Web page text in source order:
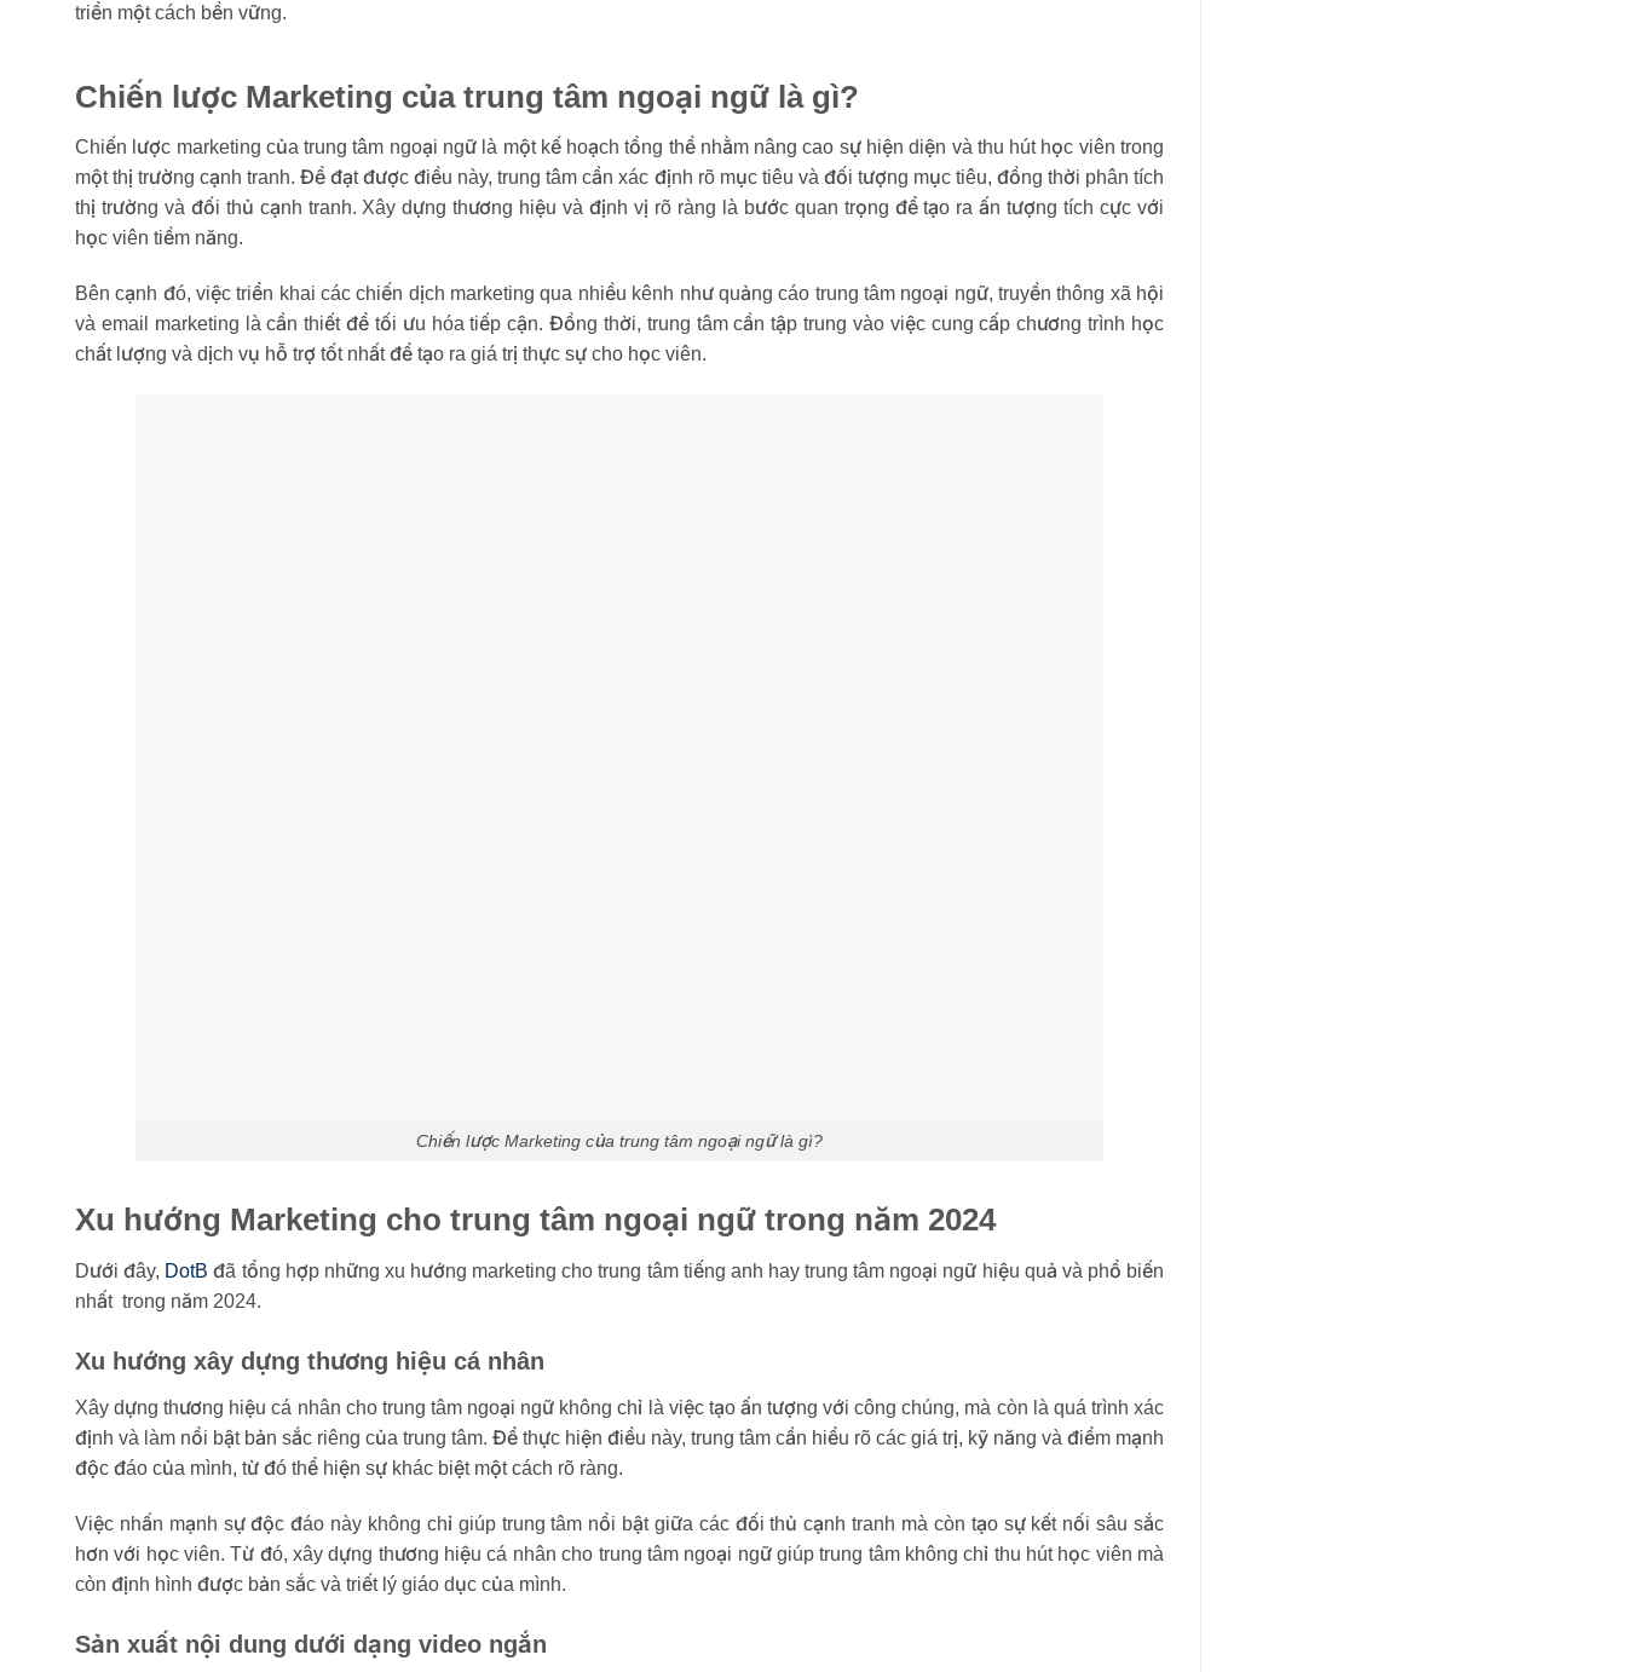
triển một cách bền vững.
Chiến lược Marketing của trung tâm ngoại ngữ là gì?
Chiến lược marketing của trung tâm ngoại ngữ là một kế hoạch tổng thể nhằm nâng cao sự hiện diện và thu hút học viên trong
một thị trường cạnh tranh. Để đạt được điều này, trung tâm cần xác định rõ mục tiêu và đối tượng mục tiêu, đồng thời phân tích
thị trường và đối thủ cạnh tranh. Xây dựng thương hiệu và định vị rõ ràng là bước quan trọng để tạo ra ấn tượng tích cực với
học viên tiềm năng.
Bên cạnh đó, việc triển khai các chiến dịch marketing qua nhiều kênh như quảng cáo trung tâm ngoại ngữ, truyền thông xã hội
và email marketing là cần thiết để tối ưu hóa tiếp cận. Đồng thời, trung tâm cần tập trung vào việc cung cấp chương trình học
chất lượng và dịch vụ hỗ trợ tốt nhất để tạo ra giá trị thực sự cho học viên.
Chiến lược Marketing của trung tâm ngoại ngữ là gì?
Xu hướng Marketing cho trung tâm ngoại ngữ trong năm 2024
Dưới đây, DotB đã tổng hợp những xu hướng marketing cho trung tâm tiếng anh hay trung tâm ngoại ngữ hiệu quả và phổ biến
nhất trong năm 2024.
Xu hướng xây dựng thương hiệu cá nhân
Xây dựng thương hiệu cá nhân cho trung tâm ngoại ngữ không chỉ là việc tạo ấn tượng với công chúng, mà còn là quá trình xác
định và làm nổi bật bản sắc riêng của trung tâm. Để thực hiện điều này, trung tâm cần hiểu rõ các giá trị, kỹ năng và điểm mạnh
độc đáo của mình, từ đó thể hiện sự khác biệt một cách rõ ràng.
Việc nhấn mạnh sự độc đáo này không chỉ giúp trung tâm nổi bật giữa các đối thủ cạnh tranh mà còn tạo sự kết nối sâu sắc
hơn với học viên. Từ đó, xây dựng thương hiệu cá nhân cho trung tâm ngoại ngữ giúp trung tâm không chỉ thu hút học viên mà
còn định hình được bản sắc và triết lý giáo dục của mình.
Sản xuất nội dung dưới dạng video ngắn